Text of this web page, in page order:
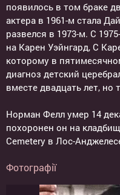
появилось в том браке
актера в 1961-м стала
развелся в 1973-м. С
на Карен Уэйнгард, С
которому в
диагноз детский
вместе двадцать лет, но
Норман Фелл умер 14
похоронен он на
Cemetery в Лос-
Фотографії